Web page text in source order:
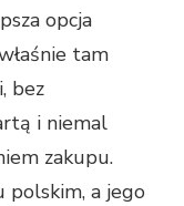
opcja
tam
bez
i niemal
zakupu.
polskim, a jego